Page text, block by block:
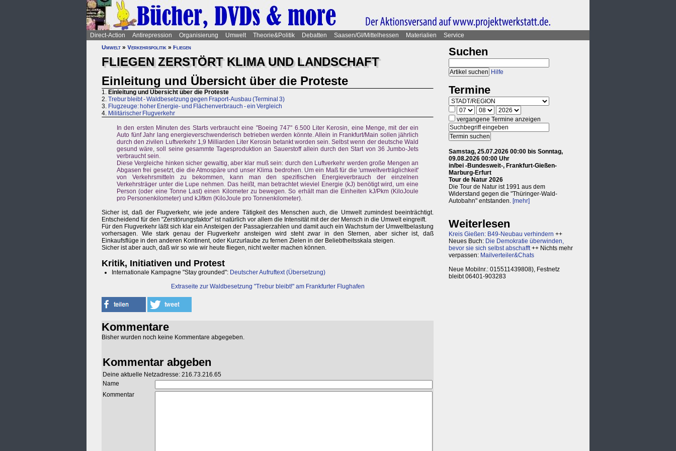
Direct-Action Antirepression Organisierung Umwelt Theorie&Politik Debatten Saasen/GI/Mittelhessen Materialien
Service
Umwelt » Verkehrspolitik » Fliegen
FLIEGEN ZERSTÖRT KLIMA UND LANDSCHAFT
Einleitung und Übersicht über die Proteste
1. Einleitung und Übersicht über die Proteste
2. Trebur bleibt - Waldbesetzung gegen Fraport-Ausbau (Terminal 3)
3. Flugzeuge: hoher Energie- und Flächenverbrauch - ein Vergleich
4. Militärischer Flugverkehr
In den ersten Minuten des Starts verbraucht eine "Boeing 747" 6.500 Liter Kerosin, eine Menge, mit der ein
Auto fünf Jahr lang energieverschwenderisch betrieben werden könnte. Allein in Frankfurt/Main sollen jährlich
durch den zivilen Luftverkehr 1,9 Milliarden Liter Kerosin betankt worden sein. Selbst wenn der deutsche Wald
gesund wäre, soll seine gesammte Tagesproduktion an Sauerstoff allein durch den Start von 36 Jumbo-Jets
verbraucht sein.
Diese Vergleiche hinken sicher gewaltig, aber klar muß sein: durch den Luftverkehr werden große Mengen an
Abgasen frei gesetzt, die die Atmospäre und unser Klima bedrohen. Um ein Maß für die 'umweltverträglichkeit'
von Verkehrsmitteln zu bekommen, kann man den spezifischen Energieverbrauch der einzelnen
Verkehrsträger unter die Lupe nehmen. Das heißt, man betrachtet wieviel Energie (kJ) benötigt wird, um eine
Person (oder eine Tonne Last) einen Kilometer zu bewegen. So erhält man die Einheiten kJ/Pkm (KiloJoule
pro Personenkilometer) und kJ/tkm (KiloJoule pro Tonnenkilometer).
Sicher ist, daß der Flugverkehr, wie jede andere Tätigkeit des Menschen auch, die Umwelt zumindest beeinträchtigt.
Entscheidend für den "Zerstörungsfaktor" ist natürlich vor allem die Intensität mit der der Mensch in die Umwelt eingreift.
Für den Flugverkehr läßt sich klar ein Ansteigen der Passagierzahlen und damit auch ein Wachstum der Umweltbelastung
vorhersagen. Wie stark genau der Flugverkehr ansteigen wird steht zwar in den Sternen, aber sicher ist, daß
Einkaufsflüge in den anderen Kontinent, oder Kurzurlaube zu fernen Zielen in der Beliebtheitsskala steigen.
Sicher ist aber auch, daß wir so wie wir heute fliegen, nicht weiter machen können.
Kritik, Initiativen und Protest
Internationale Kampagne "Stay grounded": Deutscher Aufruftext (Übersetzung)
Extraseite zur Waldbesetzung "Trebur bleibt!" am Frankfurter Flughafen
Kommentare
Bisher wurden noch keine Kommentare abgegeben.
Kommentar abgeben
Deine aktuelle Netzadresse: 216.73.216.65
Name
Kommentar
Suchen
Hilfe
Termine
vergangene Termine anzeigen
Samstag, 25.07.2026 00:00 bis Sonntag,
09.08.2026 00:00 Uhr
in/bei -Bundesweit-, Frankfurt-Gießen-
Marburg-Erfurt
Tour de Natur 2026
Die Tour de Natur ist 1991 aus dem
Widerstand gegen die "Thüringer-Wald-
Autobahn" entstanden. [mehr]
Weiterlesen
Kreis Gießen: B49-Neubau verhindern ++
Neues Buch: Die Demokratie überwinden,
bevor sie sich selbst abschafft++ Nichts mehr
verpassen: Mailverteiler&Chats
Neue Mobilnr.: 015511439808), Festnetz
bleibt 06401-903283